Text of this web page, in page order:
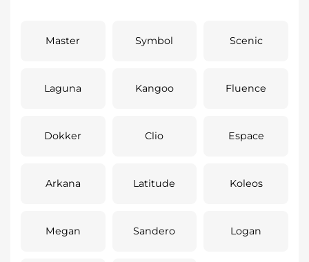
Master Symbol Scenic
Laguna Kangoo Fluence
Dokker Clio Espace
Arkana Latitude Koleos
Megan Sandero Logan